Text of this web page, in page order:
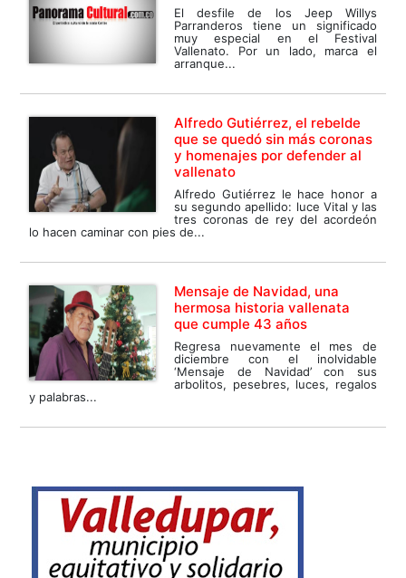
El desfile de los Jeep Willys
Parranderos tiene un significado
muy especial en el Festival
Vallenato. Por un lado, marca el
arranque...
Alfredo Gutiérrez, el rebelde
que se quedó sin más coronas
y homenajes por defender al
vallenato
Alfredo Gutiérrez le hace honor a
su segundo apellido: luce Vital y las
tres coronas de rey del acordeón
lo hacen caminar con pies de...
Mensaje de Navidad, una
hermosa historia vallenata
que cumple 43 años
Regresa nuevamente el mes de
diciembre con el inolvidable
‘Mensaje de Navidad’ con sus
arbolitos, pesebres, luces, regalos
y palabras...